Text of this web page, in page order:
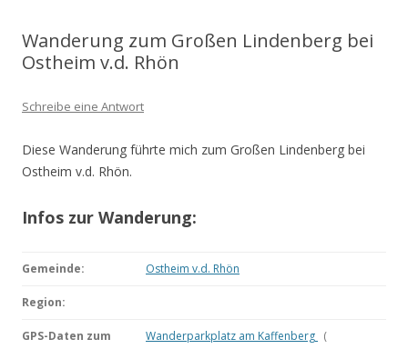
Wanderung zum Großen Lindenberg bei
Ostheim v.d. Rhön
Schreibe eine Antwort
Diese Wanderung führte mich zum Großen Lindenberg bei
Ostheim v.d. Rhön.
Infos zur Wanderung:
Gemeinde: Ostheim v.d. Rhön
Region:
GPS-Daten zum
Wanderparkplatz am Kaffenberg (